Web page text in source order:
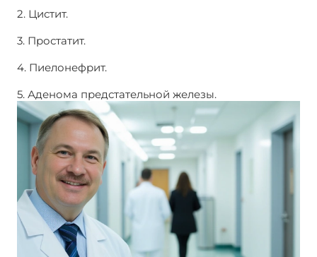
2. Цистит.
3. Простатит.
4. Пиелонефрит.
5. Аденома предстательной железы.